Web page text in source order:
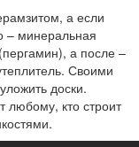
а если
– минеральная
а после –
Своими
доски.
любому, кто строит